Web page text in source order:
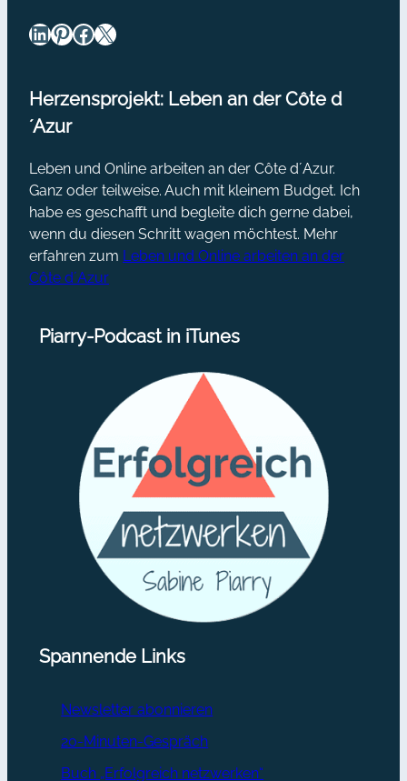
LinkedIn Pinterest Facebook X
Herzensprojekt: Leben an der Côte d
´Azur
Leben und Online arbeiten an der Côte d´Azur.
Ganz oder teilweise. Auch mit kleinem Budget. Ich
habe es geschafft und begleite dich gerne dabei,
wenn du diesen Schritt wagen möchtest. Mehr
erfahren zum Leben und Online arbeiten an der
Côte d´Azur
Piarry-Podcast in iTunes
Spannende Links
Newsletter abonnieren
20-Minuten-Gespräch
Buch „Erfolgreich netzwerken“